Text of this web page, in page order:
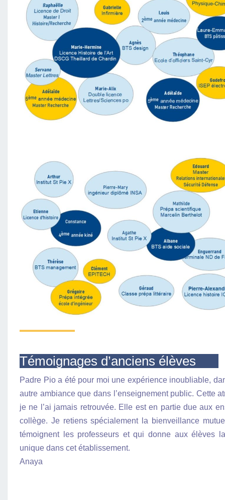
Témoignages d’anciens élèves
Padre Pio a été pour moi une expérience inoubliable,
autre ambiance que dans l’enseignement public. Cette
je ne l’ai jamais retrouvée. Elle est en partie due aux
collège. Je retiens spécialement la bienveillance
témoignent les professeurs et qui donne aux élèves
unique dans cet établissement.
Anaya